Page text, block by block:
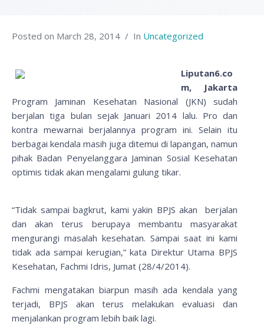
Posted on March 28, 2014 In Uncategorized
Liputan6.co
m, Jakarta
Program Jaminan Kesehatan Nasional (JKN) sudah
berjalan tiga bulan sejak Januari 2014 lalu. Pro dan
kontra mewarnai berjalannya program ini. Selain itu
berbagai kendala masih juga ditemui di lapangan, namun
pihak Badan Penyelanggara Jaminan Sosial Kesehatan
optimis tidak akan mengalami gulung tikar.
“Tidak sampai bagkrut, kami yakin BPJS akan berjalan
dan akan terus berupaya membantu masyarakat
mengurangi masalah kesehatan. Sampai saat ini kami
tidak ada sampai kerugian,” kata Direktur Utama BPJS
Kesehatan, Fachmi Idris, Jumat (28/4/2014).
Fachmi mengatakan biarpun masih ada kendala yang
terjadi, BPJS akan terus melakukan evaluasi dan
menjalankan program lebih baik lagi.